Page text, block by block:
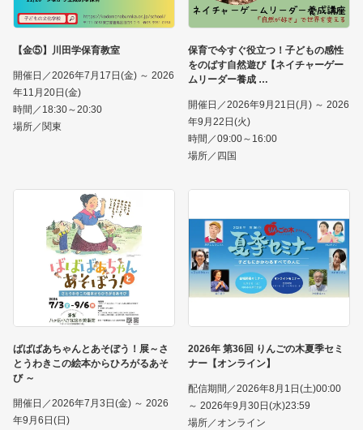
【金⑤】川田学保育教室
開催日／2026年7月17日(金) ～ 2026
年11月20日(金)
時間／18:30～20:30
場所／関東
保育で今すぐ役立つ！子どもの感性
をのばす自然遊び【ネイチャーゲー
ムリーダー養成
開催日／2026年9月21日(月) ～ 2026
年9月22日(火)
時間／09:00～16:00
場所／四国
ばばばあちゃんとあそぼう！展～さ
とうわきこの絵本からひろがるあそ
び ～
開催日／2026年7月3日(金) ～ 2026
年9月6日(日)
2026年 第36回 りんごの木夏季セミ
ナー【オンライン】
配信期間／2026年8月1日(土)00:00
～ 2026年9月30日(水)23:59
場所／オンライン